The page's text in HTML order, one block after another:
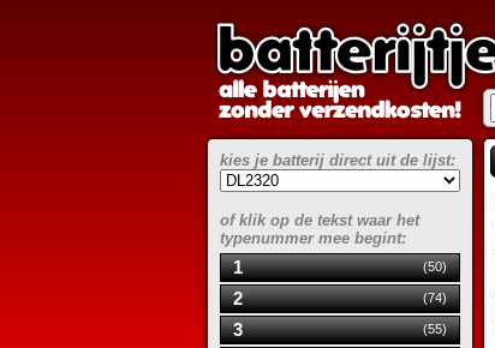
kies je batterij direct uit de lijst:
of klik op de tekst waar het
typenummer mee begint:
1 (50)
2 (74)
3 (55)